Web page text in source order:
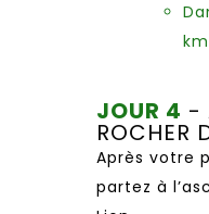
JOUR 4 -
ROCHER
Après votre
partez à